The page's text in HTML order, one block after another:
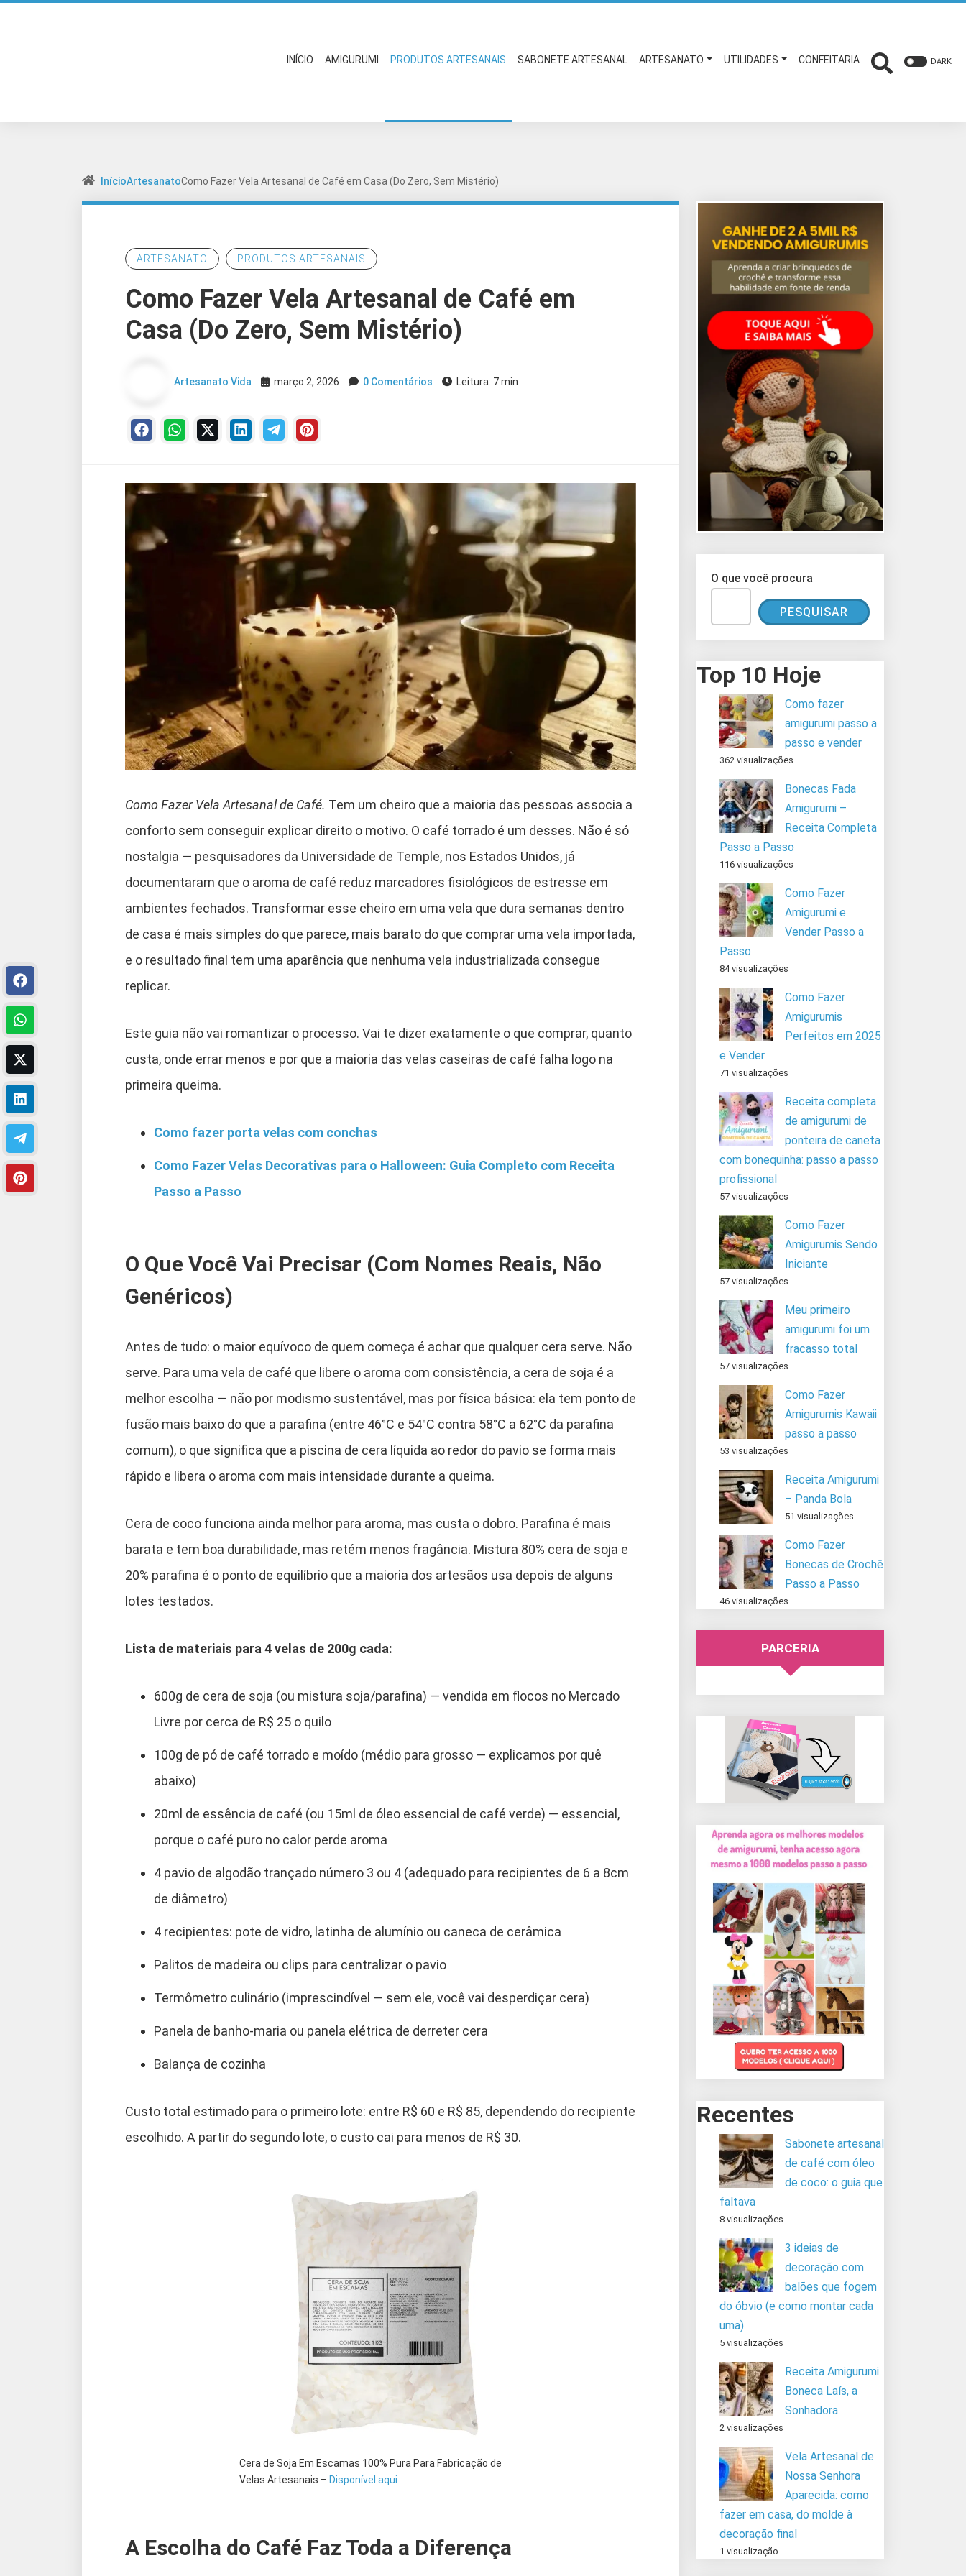
INÍCIO AMIGURUMI PRODUTOS ARTESANAIS SABONETE ARTESANAL ARTESANATO UTILIDADES CONFEITARIA DARK
InícioArtesanatoComo Fazer Vela Artesanal de Café em Casa (Do Zero, Sem Mistério)
ARTESANATO PRODUTOS ARTESANAIS
Como Fazer Vela Artesanal de Café em
Casa (Do Zero, Sem Mistério)
Artesanato Vida março 2, 2026 0 Comentários Leitura: 7 min
Como Fazer Vela Artesanal de Café. Tem um cheiro que a maioria das pessoas associa a
conforto sem conseguir explicar direito o motivo. O café torrado é um desses. Não é só
nostalgia — pesquisadores da Universidade de Temple, nos Estados Unidos, já
documentaram que o aroma de café reduz marcadores fisiológicos de estresse em
ambientes fechados. Transformar esse cheiro em uma vela que dura semanas dentro
de casa é mais simples do que parece, mais barato do que comprar uma vela importada,
e o resultado final tem uma aparência que nenhuma vela industrializada consegue
replicar.
Este guia não vai romantizar o processo. Vai te dizer exatamente o que comprar, quanto
custa, onde errar menos e por que a maioria das velas caseiras de café falha logo na
primeira queima.
Como fazer porta velas com conchas
Como Fazer Velas Decorativas para o Halloween: Guia Completo com Receita
Passo a Passo
O Que Você Vai Precisar (Com Nomes Reais, Não
Genéricos)
Antes de tudo: o maior equívoco de quem começa é achar que qualquer cera serve. Não
serve. Para uma vela de café que libere o aroma com consistência, a cera de soja é a
melhor escolha — não por modismo sustentável, mas por física básica: ela tem ponto de
fusão mais baixo do que a parafina (entre 46°C e 54°C contra 58°C a 62°C da parafina
comum), o que significa que a piscina de cera líquida ao redor do pavio se forma mais
rápido e libera o aroma com mais intensidade durante a queima.
Cera de coco funciona ainda melhor para aroma, mas custa o dobro. Parafina é mais
barata e tem boa durabilidade, mas retém menos fragância. Mistura 80% cera de soja e
20% parafina é o ponto de equilíbrio que a maioria dos artesãos usa depois de alguns
lotes testados.
Lista de materiais para 4 velas de 200g cada:
600g de cera de soja (ou mistura soja/parafina) — vendida em flocos no Mercado
Livre por cerca de R$ 25 o quilo
100g de pó de café torrado e moído (médio para grosso — explicamos por quê
abaixo)
20ml de essência de café (ou 15ml de óleo essencial de café verde) — essencial,
porque o café puro no calor perde aroma
4 pavio de algodão trançado número 3 ou 4 (adequado para recipientes de 6 a 8cm
de diâmetro)
4 recipientes: pote de vidro, latinha de alumínio ou caneca de cerâmica
Palitos de madeira ou clips para centralizar o pavio
Termômetro culinário (imprescindível — sem ele, você vai desperdiçar cera)
Panela de banho-maria ou panela elétrica de derreter cera
Balança de cozinha
Custo total estimado para o primeiro lote: entre R$ 60 e R$ 85, dependendo do recipiente
escolhido. A partir do segundo lote, o custo cai para menos de R$ 30.
Cera de Soja Em Escamas 100% Pura Para Fabricação de
Velas Artesanais – Disponível aqui
A Escolha do Café Faz Toda a Diferença
O que você procura
PESQUISAR
Top 10 Hoje
Como fazer
amigurumi passo a
passo e vender
362 visualizações
Bonecas Fada
Amigurumi –
Receita Completa
Passo a Passo
116 visualizações
Como Fazer
Amigurumi e
Vender Passo a
Passo
84 visualizações
Como Fazer
Amigurumis
Perfeitos em 2025
e Vender
71 visualizações
Receita completa
de amigurumi de
ponteira de caneta
com bonequinha: passo a passo
profissional
57 visualizações
Como Fazer
Amigurumis Sendo
Iniciante
57 visualizações
Meu primeiro
amigurumi foi um
fracasso total
57 visualizações
Como Fazer
Amigurumis Kawaii
passo a passo
53 visualizações
Receita Amigurumi
– Panda Bola
51 visualizações
Como Fazer
Bonecas de Crochê
Passo a Passo
46 visualizações
PARCERIA
Recentes
Sabonete artesanal
de café com óleo
de coco: o guia que
faltava
8 visualizações
3 ideias de
decoração com
balões que fogem
do óbvio (e como montar cada
uma)
5 visualizações
Receita Amigurumi
Boneca Laís, a
Sonhadora
2 visualizações
Vela Artesanal de
Nossa Senhora
Aparecida: como
fazer em casa, do molde à
decoração final
1 visualização